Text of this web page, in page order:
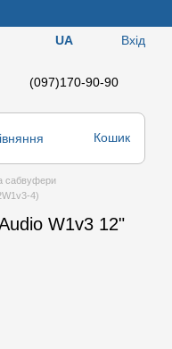
UA Вхід
(097)170-90-90
Кошик
сабвуфери
4)
W1v3 12"